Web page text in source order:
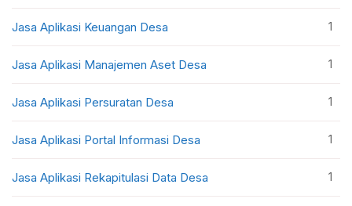
Jasa Aplikasi Keuangan Desa 1
Jasa Aplikasi Manajemen Aset Desa 1
Jasa Aplikasi Persuratan Desa 1
Jasa Aplikasi Portal Informasi Desa 1
Jasa Aplikasi Rekapitulasi Data Desa 1